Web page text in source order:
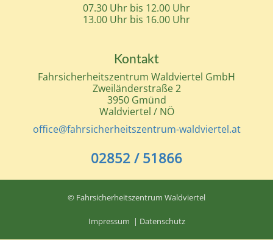
07.30 Uhr bis 12.00 Uhr
13.00 Uhr bis 16.00 Uhr
Kontakt
Fahrsicherheitszentrum Waldviertel GmbH
Zweiländerstraße 2
3950 Gmünd
Waldviertel / NÖ
office@fahrsicherheitszentrum-waldviertel.at
02852 / 51866
© Fahrsicherheitszentrum Waldviertel
Impressum | Datenschutz